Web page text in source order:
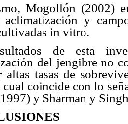
Mogollón (2002)
aclimatización y
in vitro.
de esta
del jengibre no
altas tasas de
coincide con lo
y Sharman y